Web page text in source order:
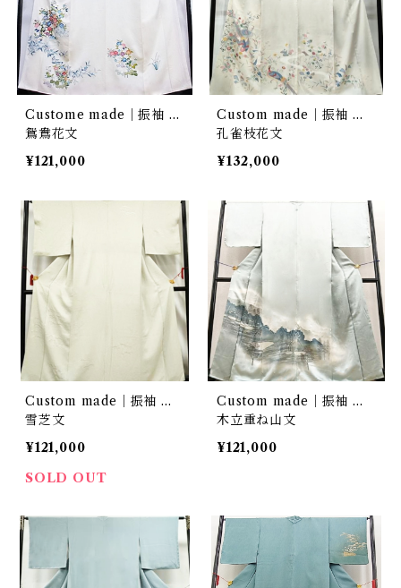
Custome made｜振袖 …
鴛鴦花文
¥121,000
Custom made｜振袖 …
孔雀枝花文
¥132,000
Custom made｜振袖 …
雪芝文
¥121,000
SOLD OUT
Custom made｜振袖 …
木立重ね山文
¥121,000